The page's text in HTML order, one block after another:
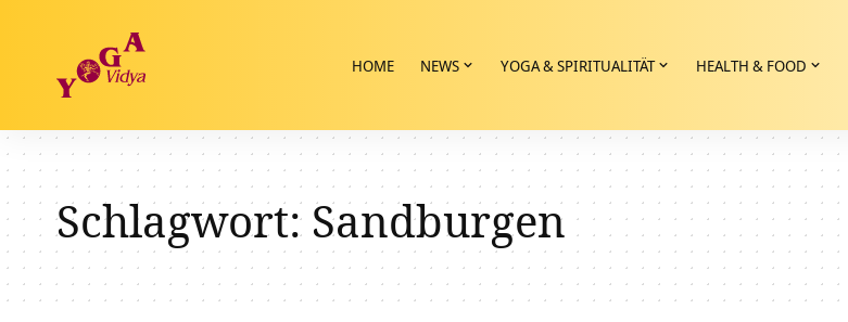
HOME NEWS YOGA & SPIRITUALITÄT HEALTH & FOOD
Schlagwort: Sandburgen